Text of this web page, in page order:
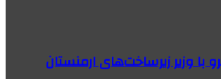
با وزیر زیرساخت‌های ارمنستان